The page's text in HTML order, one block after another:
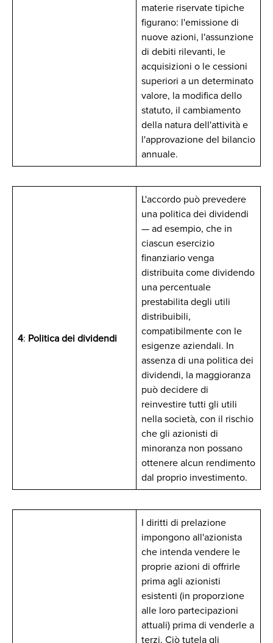
materie riservate tipiche
figurano: l'emissione di
nuove azioni, l'assunzione
di debiti rilevanti, le
acquisizioni o le cessioni
superiori a un determinato
valore, la modifica dello
statuto, il cambiamento
della natura dell'attività e
l'approvazione del bilancio
annuale.
4: Politica dei dividendi
L'accordo può prevedere
una politica dei dividendi
— ad esempio, che in
ciascun esercizio
finanziario venga
distribuita come dividendo
una percentuale
prestabilita degli utili
distribuibili,
compatibilmente con le
esigenze aziendali. In
assenza di una politica dei
dividendi, la maggioranza
può decidere di
reinvestire tutti gli utili
nella società, con il rischio
che gli azionisti di
minoranza non possano
ottenere alcun rendimento
dal proprio investimento.
I diritti di prelazione
impongono all'azionista
che intenda vendere le
proprie azioni di offrirle
prima agli azionisti
esistenti (in proporzione
alle loro partecipazioni
attuali) prima di venderle a
terzi. Ciò tutela gli